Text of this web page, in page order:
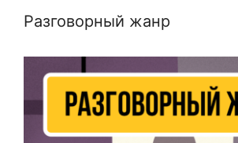
Разговорный жанр